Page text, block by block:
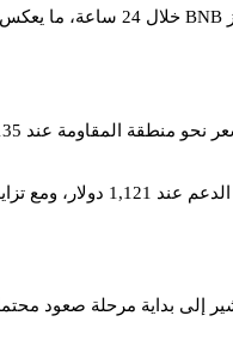
دولار أو أقل.
إلى بداية مرحلة صعود